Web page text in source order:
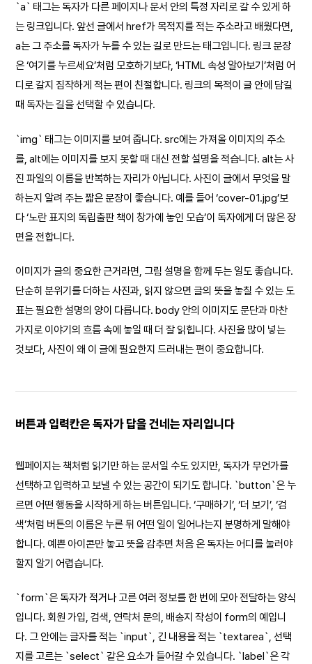
`a` 태그는 독자가 다른 페이지나 문서 안의 특정 자리로 갈 수 있게 하
는 링크입니다. 앞선 글에서 href가 목적지를 적는 주소라고 배웠다면,
a는 그 주소를 독자가 누를 수 있는 길로 만드는 태그입니다. 링크 문장
은 ‘여기를 누르세요’처럼 모호하기보다, ‘HTML 속성 알아보기’처럼 어
디로 갈지 짐작하게 적는 편이 친절합니다. 링크의 목적이 글 안에 담길
때 독자는 길을 선택할 수 있습니다.
`img` 태그는 이미지를 보여 줍니다. src에는 가져올 이미지의 주소
를, alt에는 이미지를 보지 못할 때 대신 전할 설명을 적습니다. alt는 사
진 파일의 이름을 반복하는 자리가 아닙니다. 사진이 글에서 무엇을 말
하는지 알려 주는 짧은 문장이 좋습니다. 예를 들어 ‘cover-01.jpg’보
다 ‘노란 표지의 독립출판 책이 창가에 놓인 모습’이 독자에게 더 많은 장
면을 전합니다.
이미지가 글의 중요한 근거라면, 그림 설명을 함께 두는 일도 좋습니다.
단순히 분위기를 더하는 사진과, 읽지 않으면 글의 뜻을 놓칠 수 있는 도
표는 필요한 설명의 양이 다릅니다. body 안의 이미지도 문단과 마찬
가지로 이야기의 흐름 속에 놓일 때 더 잘 읽힙니다. 사진을 많이 넣는
것보다, 사진이 왜 이 글에 필요한지 드러내는 편이 중요합니다.
버튼과 입력칸은 독자가 답을 건네는 자리입니다
웹페이지는 책처럼 읽기만 하는 문서일 수도 있지만, 독자가 무언가를
선택하고 입력하고 보낼 수 있는 공간이 되기도 합니다. `button`은 누
르면 어떤 행동을 시작하게 하는 버튼입니다. ‘구매하기’, ‘더 보기’, ‘검
색’처럼 버튼의 이름은 누른 뒤 어떤 일이 일어나는지 분명하게 말해야
합니다. 예쁜 아이콘만 놓고 뜻을 감추면 처음 온 독자는 어디를 눌러야
할지 알기 어렵습니다.
`form`은 독자가 적거나 고른 여러 정보를 한 번에 모아 전달하는 양식
입니다. 회원 가입, 검색, 연락처 문의, 배송지 작성이 form의 예입니
다. 그 안에는 글자를 적는 `input`, 긴 내용을 적는 `textarea`, 선택
지를 고르는 `select` 같은 요소가 들어갈 수 있습니다. `label`은 각